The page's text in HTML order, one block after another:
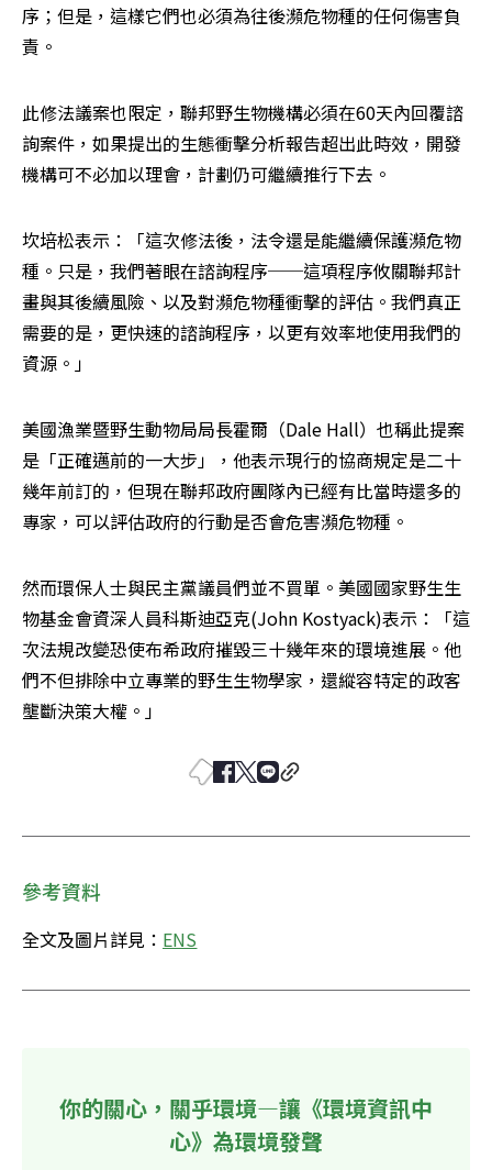
序；但是，這樣它們也必須為往後瀕危物種的任何傷害負
責。
此修法議案也限定，聯邦野生物機構必須在60天內回覆諮
詢案件，如果提出的生態衝擊分析報告超出此時效，開發
機構可不必加以理會，計劃仍可繼續推行下去。
坎培松表示：「這次修法後，法令還是能繼續保護瀕危物
種。只是，我們著眼在諮詢程序──這項程序攸關聯邦計
畫與其後續風險、以及對瀕危物種衝擊的評估。我們真正
需要的是，更快速的諮詢程序，以更有效率地使用我們的
資源。」
美國漁業暨野生動物局局長霍爾（Dale Hall）也稱此提案
是「正確邁前的一大步」，他表示現行的協商規定是二十
幾年前訂的，但現在聯邦政府團隊內已經有比當時還多的
專家，可以評估政府的行動是否會危害瀕危物種。
然而環保人士與民主黨議員們並不買單。美國國家野生生
物基金會資深人員科斯迪亞克(John Kostyack)表示：「這
次法規改變恐使布希政府摧毀三十幾年來的環境進展。他
們不但排除中立專業的野生生物學家，還縱容特定的政客
壟斷決策大權。」
參考資料
全文及圖片詳見： ENS
你的關心，關乎環境—讓《環境資訊中
心》為環境發聲